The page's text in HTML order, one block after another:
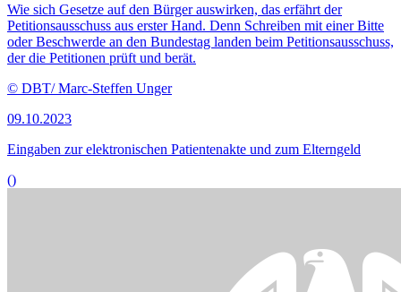
Wie sich Gesetze auf den Bürger auswirken, das erfährt der
Petitionsausschuss aus erster Hand. Denn Schreiben mit einer Bitte
oder Beschwerde an den Bundestag landen beim Petitionsausschuss,
der die Petitionen prüft und berät.
© DBT/ Marc-Steffen Unger
09.10.2023
Eingaben zur elektronischen Patientenakte und zum Elterngeld
()